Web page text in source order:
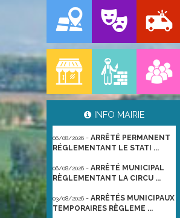
INFO MAIRIE
GESTION DES POPULATIONS ...
ARRÊTÉ PERMANENT
RÉGLEMENTANT LE STATI ...
ARRÊTÉ MUNICIPAL
RÈGLEMENTANT LA CIRCU ...
ARRÊTÉS MUNICIPAUX
TEMPORAIRES RÈGLEME ...